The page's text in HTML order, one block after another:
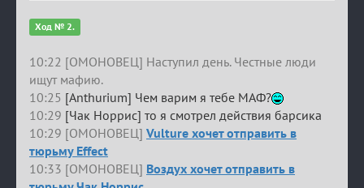
Ход № 2.
10:22 [ОМОНОВЕЦ] Наступил день. Честные люди
ищут мафию.
10:25 [Anthurium] Чем варим я тебе МАФ?
10:29 [Чак Норрис] то я смотрел действия барсика
10:29 [ОМОНОВЕЦ] Vulture хочет отправить в
тюрьму Effect
10:33 [ОМОНОВЕЦ] Воздух хочет отправить в